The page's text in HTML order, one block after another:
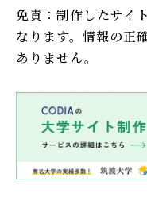
免責：制作したサイ
なります。情報の正
ありません。